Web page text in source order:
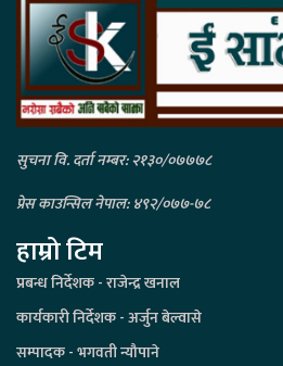
सुचना वि. दर्ता नम्बर: २१३०/०७७७८
प्रेस काउन्सिल नेपाल: ४९२/०७७-७८
हाम्रो टिम
प्रबन्ध निर्देशक - राजेन्द्र खनाल
कार्यकारी निर्देशक - अर्जुन बेल्वासे
सम्पादक - भगवती न्यौपाने